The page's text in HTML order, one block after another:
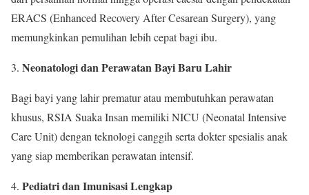
ERACS (Enhanced Recovery After Cesarean Surgery), yang
memungkinkan pemulihan lebih cepat bagi ibu.
3. Neonatologi dan Perawatan Bayi Baru Lahir
Bagi bayi yang lahir prematur atau membutuhkan perawatan
khusus, RSIA Suaka Insan memiliki NICU (Neonatal Intensive
Care Unit) dengan teknologi canggih serta dokter spesialis anak
yang siap memberikan perawatan intensif.
4. Pediatri dan Imunisasi Lengkap